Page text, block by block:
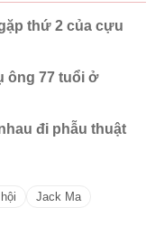
thứ 2 của cựu
ông 77 tuổi ở
đi phẫu thuật
Jack Ma